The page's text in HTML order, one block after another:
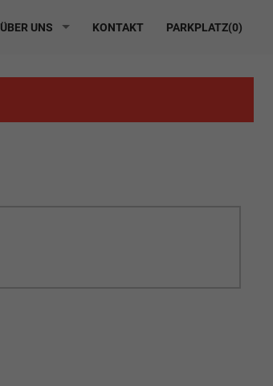
ÜBER UNS KONTAKT PARKPLATZ(0)